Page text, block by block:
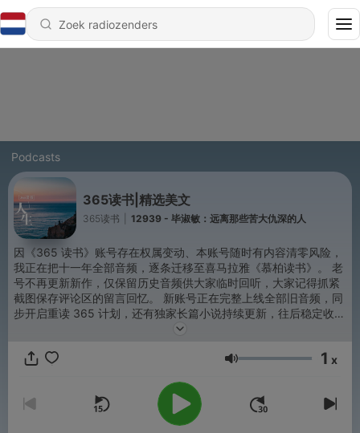
Podcasts
365读书|精选美文
365读书 12939 - 毕淑敏：远离那些苦大仇深的人
因《365 读书》账号存在权属变动、本账号随时有内容清零风险，
我正在把十一年全部音频，逐条迁移至喜马拉雅《慕柏读书》。 老
号不再更新新作，仅保留历史音频供大家临时回听，大家记得抓紧
截图保存评论区的留言回忆。 新账号正在完整上线全部旧音频，同
步开启重读 365 计划，还有独家长篇小说持续更新，往后稳定收
Volume 1 x